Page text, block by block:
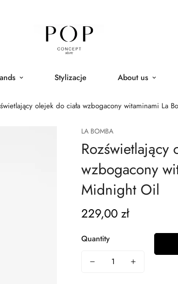
Stylizacje About us
olejek do ciała wzbogacony witaminami La
LA BOMBA
Rozświetlający
wzbogacony
Midnight Oil
Regular
229,00 zł
Quantity